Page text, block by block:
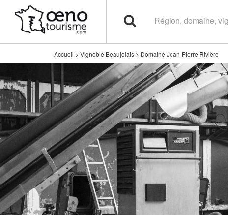
Accueil > Vignoble Beaujolais > Domaine Jean-Pierre Rivière